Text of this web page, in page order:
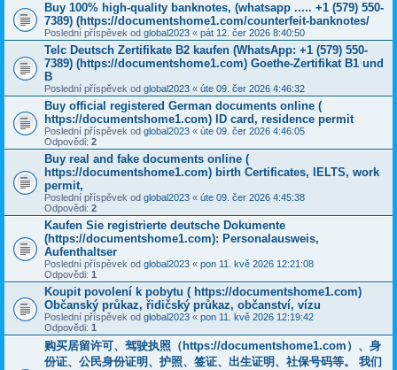
Buy 100% high-quality banknotes, (whatsapp ..... +1 (579) 550-
7389) ‪(https://documentshome1.com/counterfeit-banknotes/
Poslední příspěvek od global2023 « pát 12. čer 2026 8:40:50
Telc Deutsch Zertifikate B2 kaufen (WhatsApp: +1 (579) 550-
7389) (https://documentshome1.com) Goethe-Zertifikat B1 und
B
Poslední příspěvek od global2023 « úte 09. čer 2026 4:46:32
Buy official registered German documents online (
https://documentshome1.com) ID card, residence permit
Poslední příspěvek od global2023 « úte 09. čer 2026 4:46:05
Odpovědi: 2
Buy real and fake documents online (
https://documentshome1.com) birth Certificates, IELTS, work
permit,
Poslední příspěvek od global2023 « úte 09. čer 2026 4:45:38
Odpovědi: 2
Kaufen Sie registrierte deutsche Dokumente
(https://documentshome1.com): Personalausweis,
Aufenthaltser
Poslední příspěvek od global2023 « pon 11. kvě 2026 12:21:08
Odpovědi: 1
Koupit povolení k pobytu ( https://documentshome1.com)
Občanský průkaz, řidičský průkaz, občanství, vízu
Poslední příspěvek od global2023 « pon 11. kvě 2026 12:19:42
Odpovědi: 1
购买居留许可、驾驶执照（https://documentshome1.com）、身
份证、公民身份证明、护照、签证、出生证明、社保号码等。 我们